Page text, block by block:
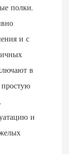
полки,
и с
в
простую
и